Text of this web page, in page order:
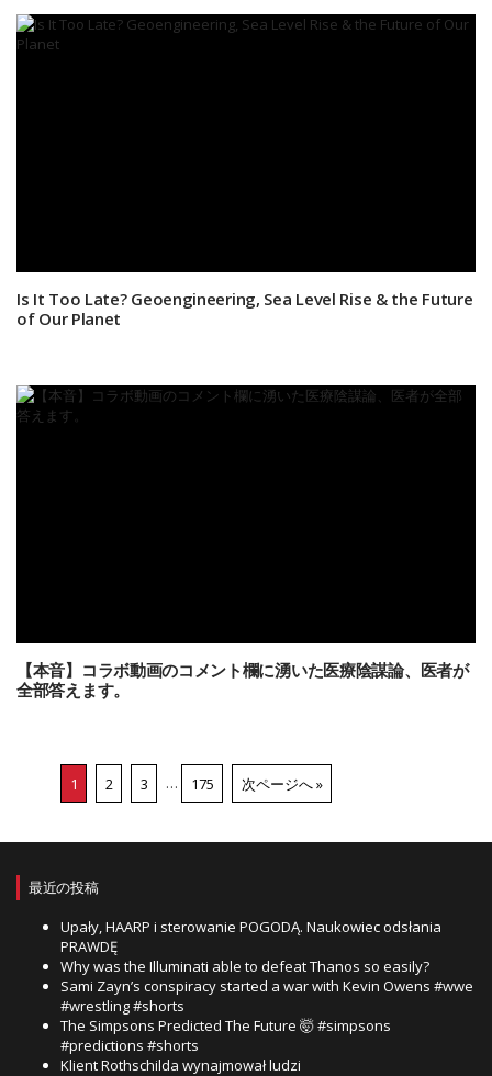
Is It Too Late? Geoengineering, Sea Level Rise & the Future
of Our Planet
【本音】コラボ動画のコメント欄に湧いた医療陰謀論、医者が
全部答えます。
1 2 3 … 175 次ページへ »
最近の投稿
Upały, HAARP i sterowanie POGODĄ. Naukowiec odsłania
PRAWDĘ
Why was the Illuminati able to defeat Thanos so easily?
Sami Zayn’s conspiracy started a war with Kevin Owens #wwe
#wrestling #shorts
The Simpsons Predicted The Future 🤯 #simpsons
#predictions #shorts
Klient Rothschilda wynajmował ludzi